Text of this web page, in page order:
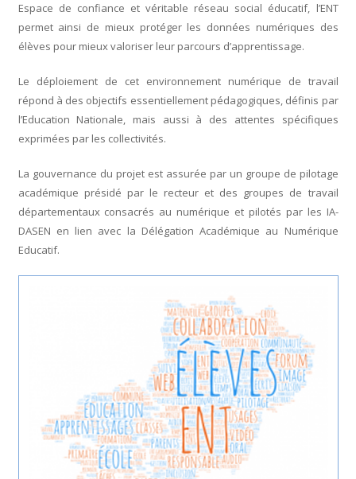
Espace de confiance et véritable réseau social éducatif, l’ENT
permet ainsi de mieux protéger les données numériques des
élèves pour mieux valoriser leur parcours d’apprentissage.
Le déploiement de cet environnement numérique de travail
répond à des objectifs essentiellement pédagogiques, définis par
l’Education Nationale, mais aussi à des attentes spécifiques
exprimées par les collectivités.
La gouvernance du projet est assurée par un groupe de pilotage
académique présidé par le recteur et des groupes de travail
départementaux consacrés au numérique et pilotés par les IA-
DASEN en lien avec la Délégation Académique au Numérique
Educatif.